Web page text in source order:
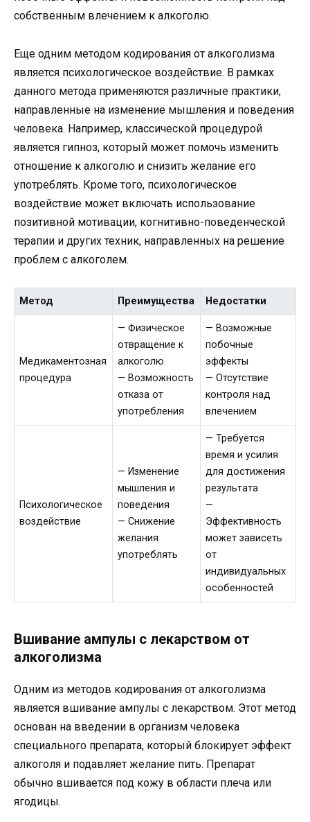
собственным влечением к алкоголю.
Еще одним методом кодирования от алкоголизма
является психологическое воздействие. В рамках
данного метода применяются различные практики,
направленные на изменение мышления и поведения
человека. Например, классической процедурой
является гипноз, который может помочь изменить
отношение к алкоголю и снизить желание его
употреблять. Кроме того, психологическое
воздействие может включать использование
позитивной мотивации, когнитивно-поведенческой
терапии и других техник, направленных на решение
проблем с алкоголем.
Метод Преимущества Недостатки
Медикаментозная
процедура
— Физическое
отвращение к
алкоголю
— Возможность
отказа от
употребления
— Возможные
побочные
эффекты
— Отсутствие
контроля над
влечением
Психологическое
воздействие
— Изменение
мышления и
поведения
— Снижение
желания
употреблять
— Требуется
время и усилия
для достижения
результата
—
Эффективность
может зависеть
от
индивидуальных
особенностей
Вшивание ампулы с лекарством от
алкоголизма
Одним из методов кодирования от алкоголизма
является вшивание ампулы с лекарством. Этот метод
основан на введении в организм человека
специального препарата, который блокирует эффект
алкоголя и подавляет желание пить. Препарат
обычно вшивается под кожу в области плеча или
ягодицы.